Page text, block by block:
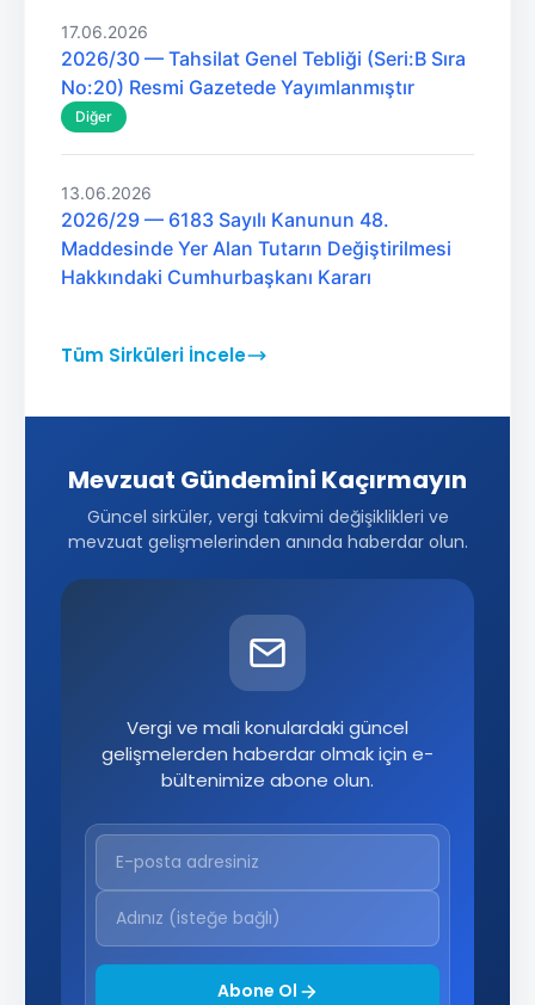
17.06.2026
2026/30 — Tahsilat Genel Tebliği (Seri:B Sıra
No:20) Resmi Gazetede Yayımlanmıştır
Diğer
13.06.2026
2026/29 — 6183 Sayılı Kanunun 48.
Maddesinde Yer Alan Tutarın Değiştirilmesi
Hakkındaki Cumhurbaşkanı Kararı
Tüm Sirküleri İncele
Mevzuat Gündemini Kaçırmayın
Güncel sirküler, vergi takvimi değişiklikleri ve
mevzuat gelişmelerinden anında haberdar olun.
Vergi ve mali konulardaki güncel
gelişmelerden haberdar olmak için e-
bültenimize abone olun.
Abone Ol